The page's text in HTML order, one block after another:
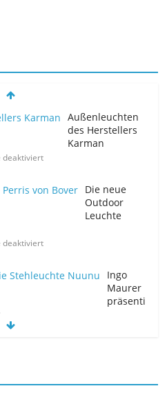
Außenleuchten
des Herstellers
Karman
deaktiviert
Die neue
Outdoor
Leuchte
deaktiviert
Ingo
Maurer
präsenti
deaktiviert
Kommentare deaktiviert